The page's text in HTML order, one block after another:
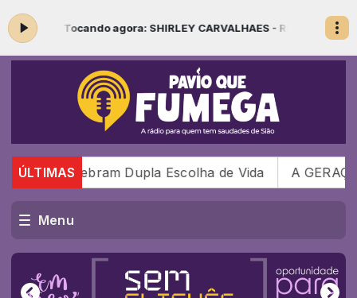
05:00 - Tocando agora: SHIRLEY CARVALHAES - RENÚNCIA
ÚLTIMAS
Geci Celebram Dupla Escolha de Vida A
Menu